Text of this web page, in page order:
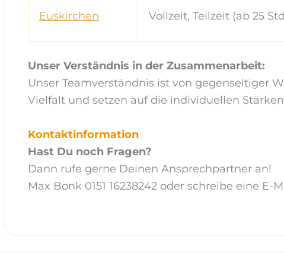
Euskirchen Vollzeit, Teilzeit (ab 25
Unser Verständnis in der Zusammenarbeit:
Unser Teamverständnis ist von gegenseitiger
Vielfalt und setzen auf die individuellen
Kontaktinformation
Hast Du noch Fragen?
Dann rufe gerne Deinen Ansprechpartner an!
Max Bonk 0151 16238242 oder schreibe eine E-